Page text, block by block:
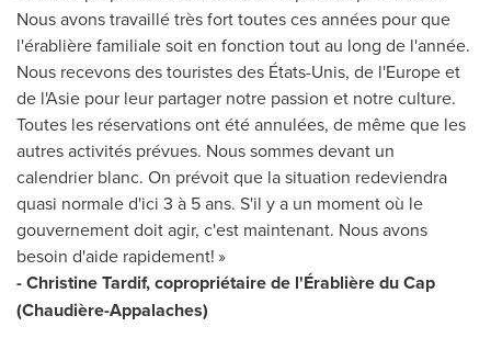
Nous avons travaillé très fort toutes ces années pour que
l'érablière familiale soit en fonction tout au long de l'année.
Nous recevons des touristes des États-Unis, de l'Europeet
de l'Asie pour leur partager notre passion et notre culture.
Toutes les réservations ont été annulées, de même que les
autres activités prévues. Nous sommes devant un
calendrier blanc. On prévoit que la situation redeviendra
quasi normale d'ici 3 à 5 ans. S'il y a un moment où le
gouvernement doit agir, c'est maintenant. Nous avons
besoin d'aide rapidement! »
-Christine Tardif, copropriétaire de l'Érablière du Cap
(Chaudière-Appalaches)